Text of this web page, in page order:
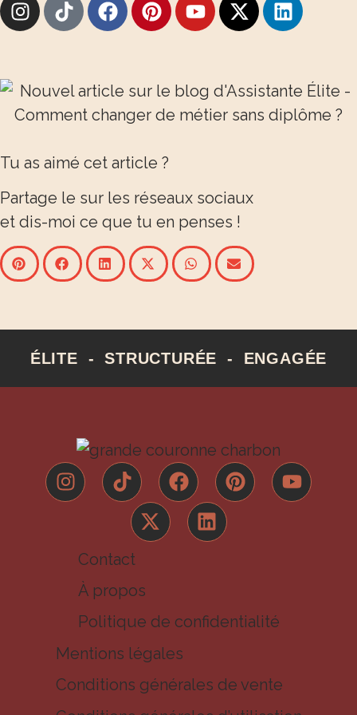
Tu as aimé cet article ?
Partage le sur les réseaux sociaux
et dis-moi ce que tu en penses !
ÉLITE - STRUCTURÉE - ENGAGÉE
Contact
À propos
Politique de confidentialité
Mentions légales
Conditions générales de vente